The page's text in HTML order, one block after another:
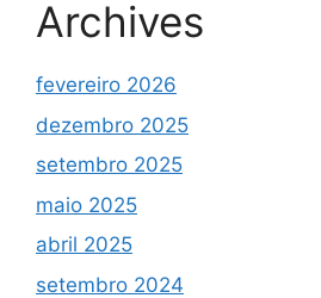
Archives
fevereiro 2026
dezembro 2025
setembro 2025
maio 2025
abril 2025
setembro 2024